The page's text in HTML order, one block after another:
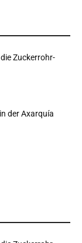
Zuckerrohr-
der Axarquía